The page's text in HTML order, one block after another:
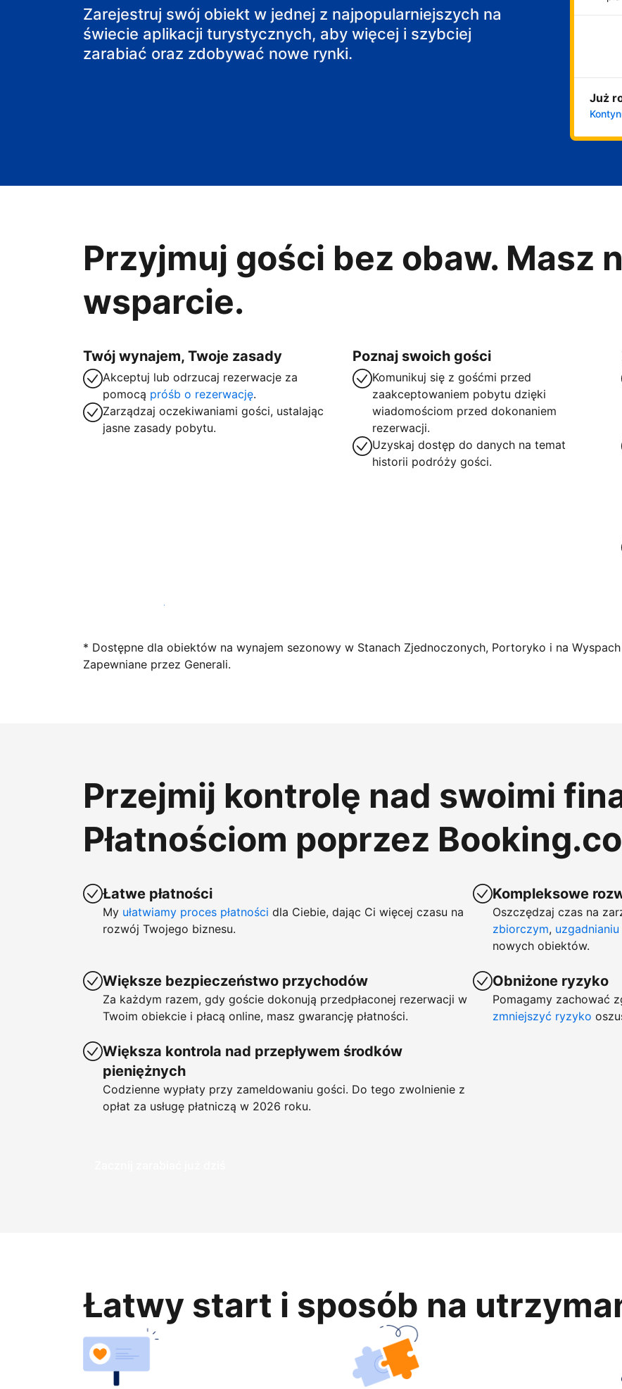
obiekt B&B
Zarejestruj swój obiekt w jednej z najpopularniejszych na
świecie aplikacji turystycznych, aby więcej i szybciej
zarabiać oraz zdobywać nowe rynki.
Już
Przyjmuj gości bez obaw. Masz
wsparcie.
Twój wynajem, Twoje zasady
Akceptuj lub odrzucaj rezerwacje za
pomocą próśb o rezerwację.
Zarządzaj oczekiwaniami gości, ustalając
jasne zasady pobytu.
Poznaj swoich gości
Komunikuj się z gośćmi przed
zaakceptowaniem pobytu dzięki
wiadomościom przed dokonaniem
rezerwacji.
Uzyskaj dostęp do danych na temat
historii podróży gości.
Zarejestruj obiekt już dziś
* Dostępne dla obiektów na wynajem sezonowy w Stanach Zjednoczonych, Portoryko i na
Zapewniane przez Generali.
Przejmij kontrolę nad swoimi
Płatnościom poprzez
Łatwe płatności
My ułatwiamy proces płatności dla Ciebie, dając Ci więcej czasu na
rozwój Twojego biznesu.
Większe bezpieczeństwo przychodów
Za każdym razem, gdy goście dokonują przedpłaconej rezerwacji w
Twoim obiekcie i płacą online, masz gwarancję płatności.
Większa kontrola nad przepływem środków
pieniężnych
Codzienne wypłaty przy zameldowaniu gości. Do tego zwolnienie z
opłat za usługę płatniczą w 2026 roku.
Kompleksowe
Oszczędzaj czas na
zbiorczym,
nowych obiektów.
Obniżone ryzyko
Pomagamy zachować
zmniejszyć ryzyko
Zacznij zarabiać już dziś
Łatwy start i sposób na